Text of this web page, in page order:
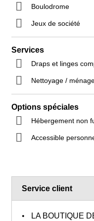
Boulodrome
Jeux de société
Services
Draps et linges
Nettoyage /
Options spéciales
Hébergement non
Accessible
Service client
LA BOUTIQUE